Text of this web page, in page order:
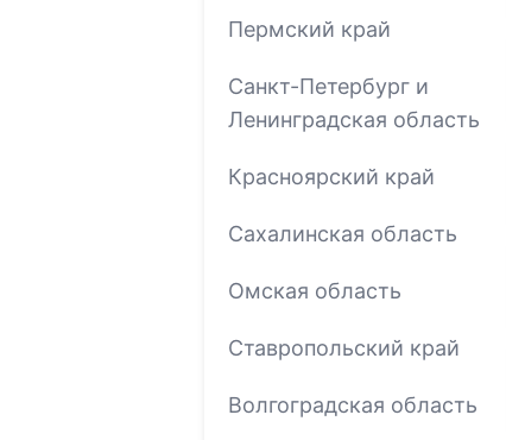
Пермский край
Санкт-Петербург и
Ленинградская область
Красноярский край
Сахалинская область
Омская область
Ставропольский край
Волгоградская область